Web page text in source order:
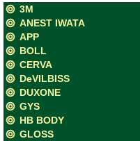
3M
ANEST IWATA
APP
BOLL
CERVA
DeVILBISS
DUXONE
GYS
HB BODY
GLOSS